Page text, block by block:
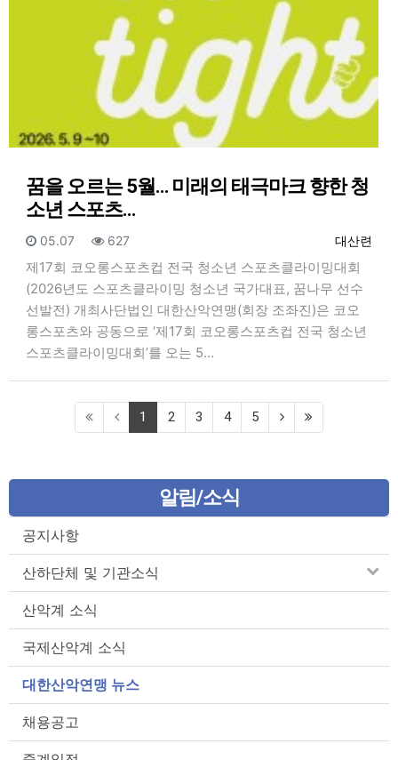
꿈을 오르는 5월… 미래의 태극마크 향한 청
소년 스포츠…
등록자
대산련
등록일
05.07 조회
627
제17회 코오롱스포츠컵 전국 청소년 스포츠클라이밍대회
(2026년도 스포츠클라이밍 청소년 국가대표, 꿈나무 선수
선발전) 개최사단법인 대한산악연맹(회장 조좌진)은 코오
롱스포츠와 공동으로 ‘제17회 코오롱스포츠컵 전국 청소년
스포츠클라이밍대회’를 오는 5…
1 (current)
2 3 4 5
알림/소식
공지사항
산하단체 및 기관소식
산악계 소식
국제산악계 소식
대한산악연맹 뉴스
채용공고